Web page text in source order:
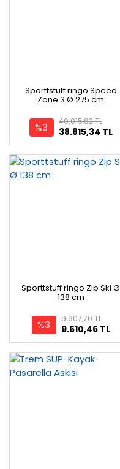
Sporttstuff ringo Speed
Zone 3 Ø 275 cm
%3 38.815,34 TL
40.015,82 TL
Sporttstuff ringo Zip Ski Ø
138 cm
%3 9.610,46 TL
9.907,70 TL